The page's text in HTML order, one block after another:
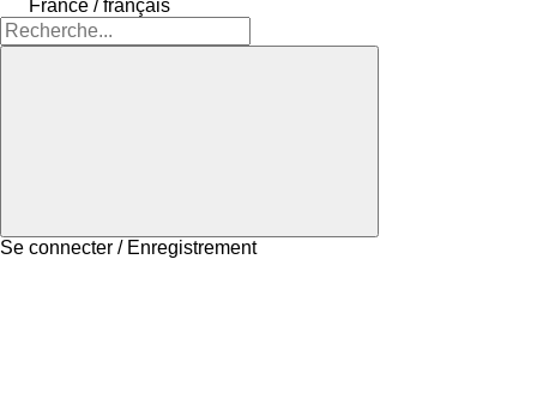
France / français
Se connecter / Enregistrement